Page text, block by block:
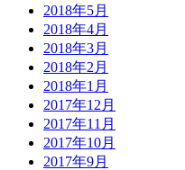
2018年5月
2018年4月
2018年3月
2018年2月
2018年1月
2017年12月
2017年11月
2017年10月
2017年9月